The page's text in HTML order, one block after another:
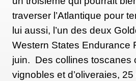
traverser l’Atlantique pour
lui aussi, l’un des deux
Western States Endurance
juin. Des collines toscanes
vignobles et d’oliveraies,